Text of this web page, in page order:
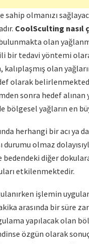
sahip olmanızı
CoolSculting nasıl
olan
bir tedavi yöntemi
olan
olarak
sonra hedef
bölgesel yağların en
herhangi bir acı ya
durumu olmaz
bedendeki diğer
etkilenmektedir.
işlemin
arasında bir süre
yapılacak olan
özgün olarak